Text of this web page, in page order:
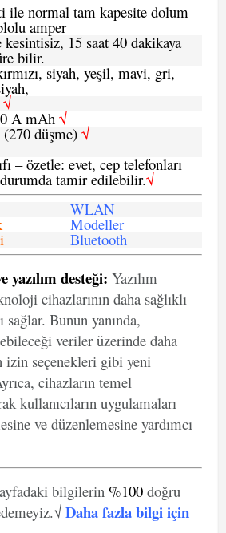
ile normal tam kapesite dolum
amper
kesintisiz, 15 saat 40 dakikaya
bilir.
siyah, yeşil, mavi, gri,
√
A mAh√
(270 düşme) √
– özetle: evet, cep telefonları
tamir edilebilir.√
WLAN
Modeller
Bluetooth
yazılım desteği: Yazılım
cihazlarının daha sağlıklı
sağlar. Bunun yanında,
veriler üzerinde daha
izin seçenekleri gibi yeni
cihazların temel
kullanıcıların uygulamaları
ve düzenlemesine yardımcı
bilgilerin %100 doğru
Daha fazla bilgi için